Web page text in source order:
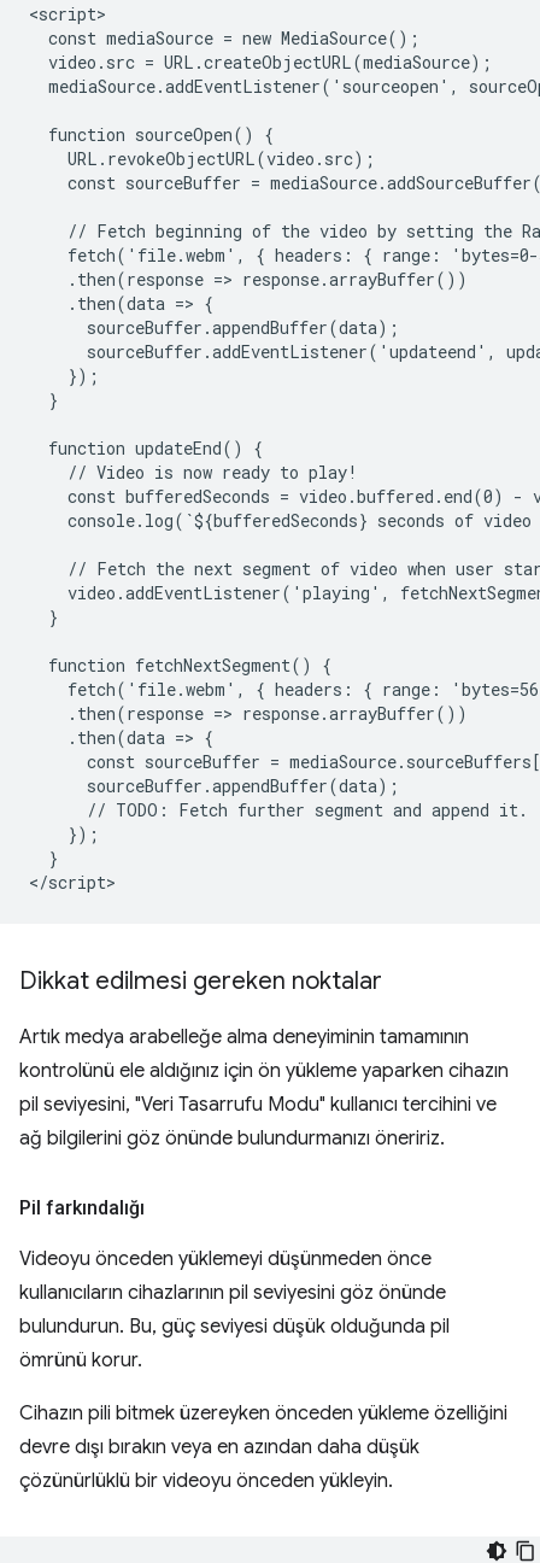
<script>
  const mediaSource = new MediaSource();
  video.src = URL.createObjectURL(mediaSource);
mediaSource.addEventListener('sourceopen',
  function sourceOpen() {
    URL.revokeObjectURL(video.src);
const sourceBuffer =
// Fetch beginning of the video by setting the
fetch('file.webm', { headers: { range:
    .then(response => response.arrayBuffer())
    .then(data => {
      sourceBuffer.appendBuffer(data);
sourceBuffer.addEventListener('updateend',
    });
  }
  function updateEnd() {
    // Video is now ready to play!
const bufferedSeconds = video.buffered.end(0) -
console.log(`${bufferedSeconds} seconds of
// Fetch the next segment of video when user
video.addEventListener('playing',
  }
  function fetchNextSegment() {
fetch('file.webm', { headers: { range:
    .then(response => response.arrayBuffer())
    .then(data => {
const sourceBuffer =
      sourceBuffer.appendBuffer(data);
      // TODO: Fetch further segment and append it.
    });
  }
Dikkat edilmesi gereken noktalar
Artık medya arabelleğe alma deneyiminin tamamının
kontrolünü ele aldığınız için ön yükleme yaparken cihazın
pil seviyesini, "Veri Tasarrufu Modu" kullanıcı tercihini ve
ağ bilgilerini göz önünde bulundurmanızı öneririz.
Pil farkındalığı
Videoyu önceden yüklemeyi düşünmeden önce
kullanıcıların cihazlarının pil seviyesini göz önünde
bulundurun. Bu, güç seviyesi düşük olduğunda pil
ömrünü korur.
Cihazın pili bitmek üzereyken önceden yükleme özelliğini
devre dışı bırakın veya en azından daha düşük
çözünürlüklü bir videoyu önceden yükleyin.